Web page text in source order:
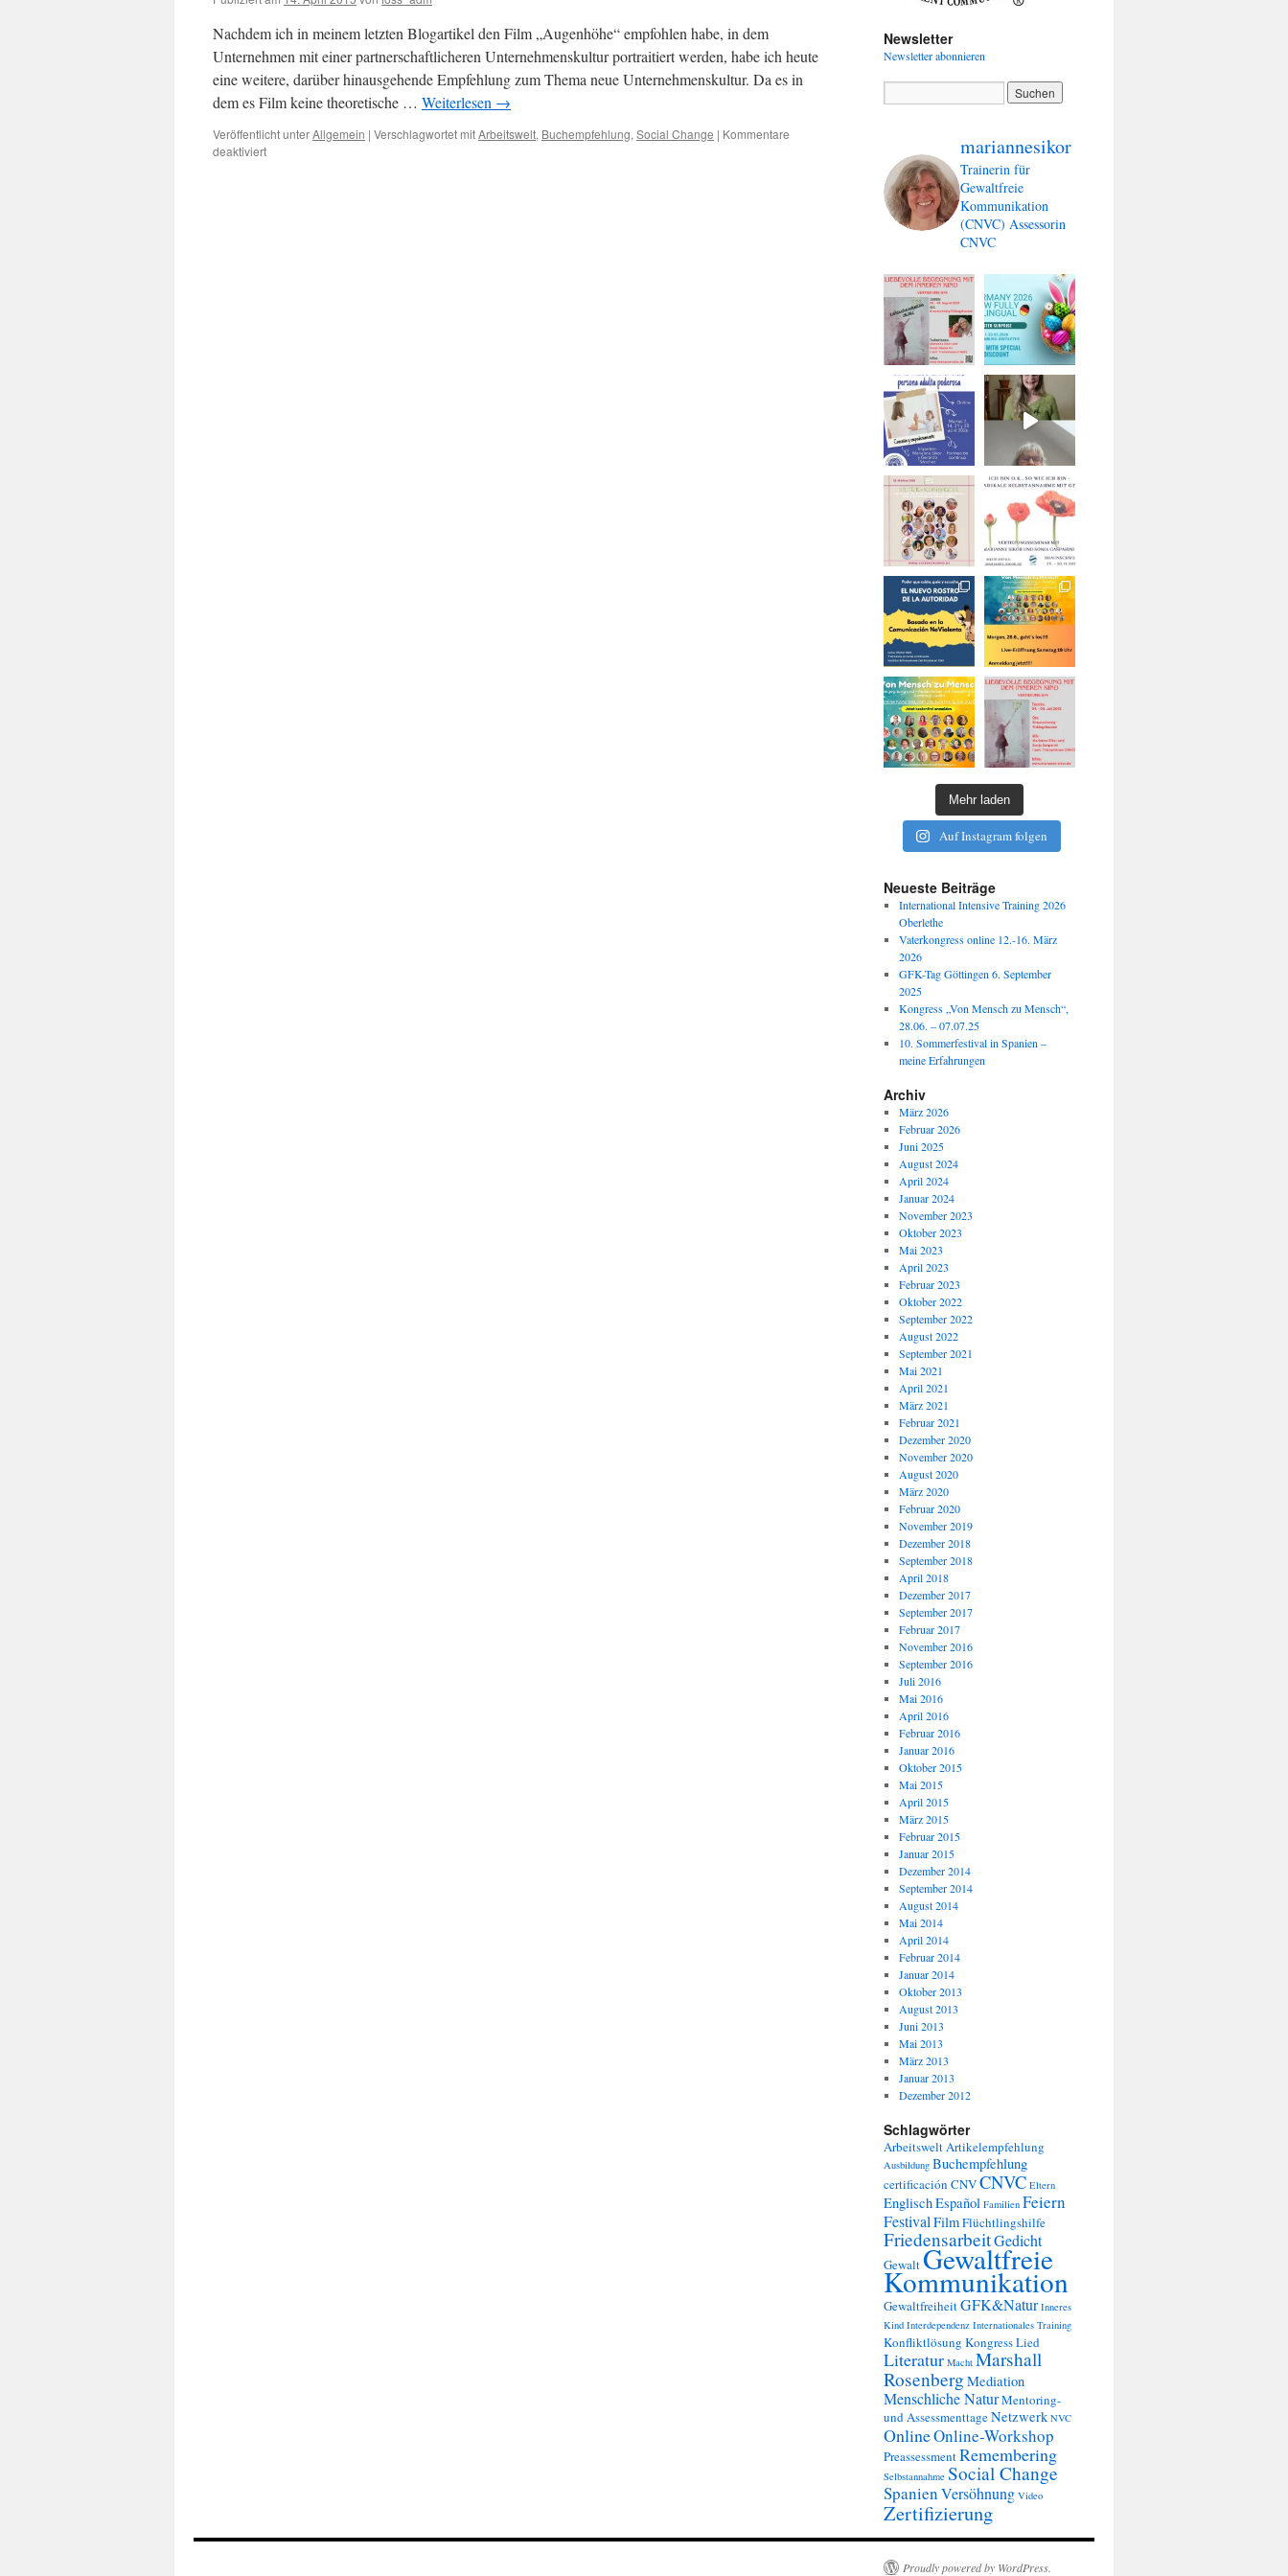
Nachdem ich in meinem letzten Blogartikel den Film „Augenhöhe“ empfohlen habe, in dem
Unternehmen mit einer partnerschaftlicheren Unternehmenskultur portraitiert werden, habe ich heute
eine weitere, darüber hinausgehende Empfehlung zum Thema neue Unternehmenskultur. Da es in
dem es Film keine theoretische … Weiterlesen →
Veröffentlicht unterAllgemein | Verschlagwortet mitArbeitswelt, Buchempfehlung, Social Change | Kommentare
deaktiviertfür
Newsletter
Newsletter abonnieren
mariannesikor
Trainerin für
Gewaltfreie
Kommunikation
(CNVC) Assessorin
CNVC
Mehr laden
Auf Instagram folgen
Neueste Beiträge
International Intensive Training 2026
Oberlethe
Vaterkongress online 12.-16. März
2026
GFK-Tag Göttingen 6. September
2025
Kongress „Von Mensch zu Mensch“,
28.06. – 07.07.25
10. Sommerfestival in Spanien –
meine Erfahrungen
Archiv
März 2026
Februar 2026
Juni 2025
August 2024
April 2024
Januar 2024
November 2023
Oktober 2023
Mai 2023
April 2023
Februar 2023
Oktober 2022
September 2022
August 2022
September 2021
Mai 2021
April 2021
März 2021
Februar 2021
Dezember 2020
November 2020
August 2020
März 2020
Februar 2020
November 2019
Dezember 2018
September 2018
April 2018
Dezember 2017
September 2017
Februar 2017
November 2016
September 2016
Juli 2016
Mai 2016
April 2016
Februar 2016
Januar 2016
Oktober 2015
Mai 2015
April 2015
März 2015
Februar 2015
Januar 2015
Dezember 2014
September 2014
August 2014
Mai 2014
April 2014
Februar 2014
Januar 2014
Oktober 2013
August 2013
Juni 2013
Mai 2013
März 2013
Januar 2013
Dezember 2012
Schlagwörter
ArbeitsweltArtikelempfehlung
Ausbildung Buchempfehlung
certificación CNVCNVC Eltern
EnglischEspañol Familien Feiern
Festival FilmFlüchtlingshilfe
FriedensarbeitGedicht
Gewalt Gewaltfreie
Kommunikation
GewaltfreiheitGFK&Natur Inneres
Kind Interdependenz Internationales Training
Konfliktlösung KongressLied
Literatur Macht Marshall
Rosenberg Mediation
Menschliche NaturMentoring-
und AssessmenttageNetzwerk NVC
OnlineOnline-Workshop
PreassessmentRemembering
Selbstannahme Social Change
SpanienVersöhnung Video
Zertifizierung
Proudly powered by WordPress.